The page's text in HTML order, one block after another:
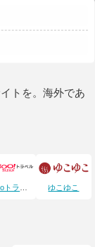
トを。海外であ
ゆこゆこ